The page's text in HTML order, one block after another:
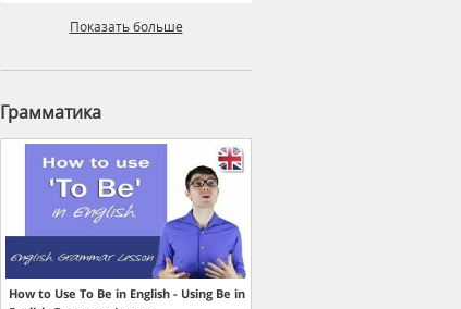
Показать больше
Грамматика
How to Use To Be in English - Using Be in